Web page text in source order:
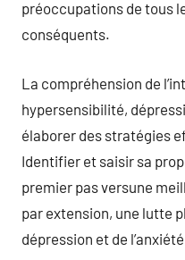
préoccupations de tous
conséquents.
La compréhension de
hypersensibilité,
élaborer des stratégies
Identifier et saisir sa
premier pas versune
par extension, une lutte
dépression et de